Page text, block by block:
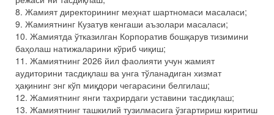
8. Жамият директорининг меҳнат шартномаси масаласи;
9. Жамиятнинг Кузатув кенгаши аъзолари масаласи;
10. Жамиятда ўтказилган Корпоратив бошқарув тизимини
баҳолаш натижаларини кўриб чиқиш;
11. Жамиятнинг 2026 йил фаолияти учун жамият
аудиторини тасдиқлаш ва унга тўланадиган хизмат
ҳақининг энг кўп миқдори чегарасини белгилаш;
12. Жамиятнинг янги таҳрирдаги уставини тасдиқлаш;
13. Жамиятнинг ташкилий тузилмасига ўзгартириш киритиш